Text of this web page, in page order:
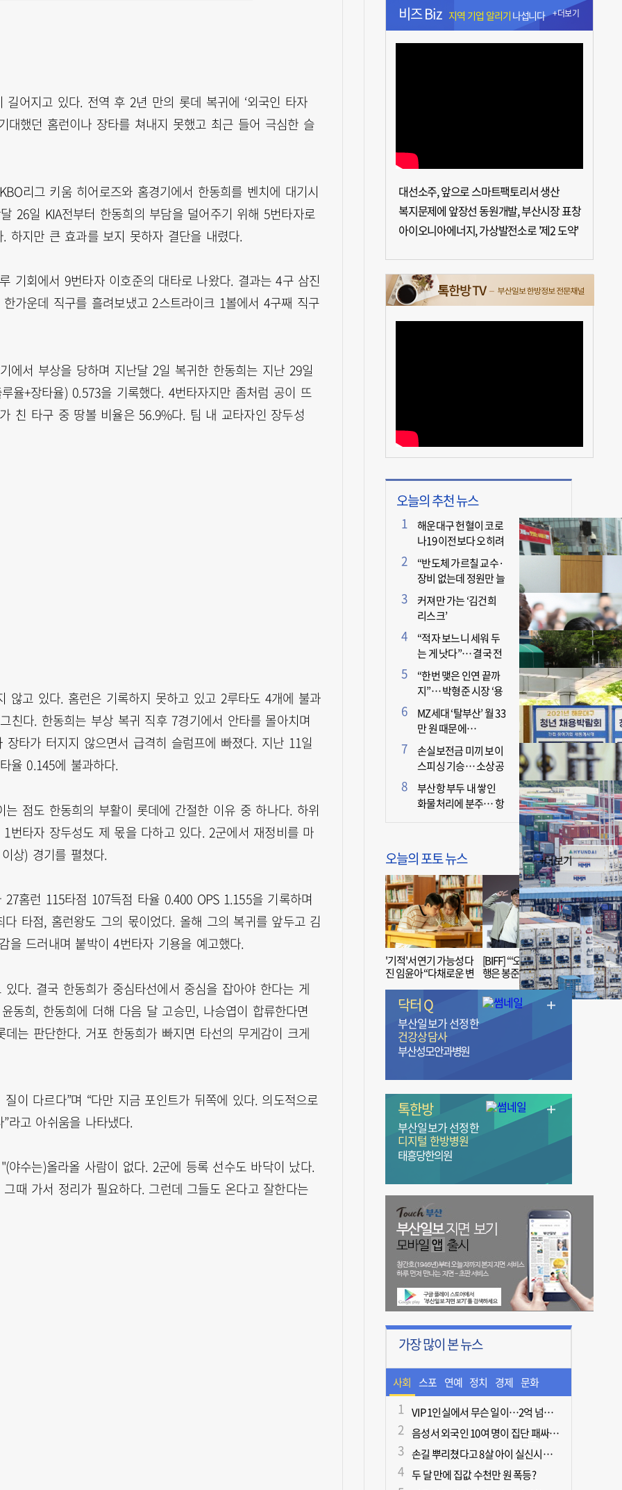
어지고 있다. 전역 후 2년 만의 롯데 복귀에 ‘외국인 타자
대했던 홈런이나 장타를 쳐내지 못했고 최근 들어 극심한 슬
리그 키움 히어로즈와 홈경기에서 한동희를 벤치에 대기시
26일 KIA전부터 한동희의 부담을 덜어주기 위해 5번타자로
하지만 큰 효과를 보지 못하자 결단을 내렸다.
기회에서 9번타자 이호준의 대타로 나왔다. 결과는 4구 삼진
가운데 직구를 흘려보냈고 2스트라이크 1볼에서 4구째 직구
에서 부상을 당하며 지난달 2일 복귀한 한동희는 지난 29일
율+장타율) 0.573을 기록했다. 4번타자지만 좀처럼 공이 뜨
친 타구 중 땅볼 비율은 56.9%다. 팀 내 교타자인 장두성
않고 있다. 홈런은 기록하지 못하고 있고 2루타도 4개에 불과
친다. 한동희는 부상 복귀 직후 7경기에서 안타를 몰아치며
타가 터지지 않으면서 급격히 슬럼프에 빠졌다. 지난 11일
율 0.145에 불과하다.
점도 한동희의 부활이 롯데에 간절한 이유 중 하나다. 하위
번타자 장두성도 제 몫을 다하고 있다. 2군에서 재정비를 마
상) 경기를 펼쳤다.
홈런 115타점 107득점 타율 0.400 OPS 1.155을 기록하며
타점, 홈런왕도 그의 몫이었다. 올해 그의 복귀를 앞두고 김
을 드러내며 붙박이 4번타자 기용을 예고했다.
다. 결국 한동희가 중심타선에서 중심을 잡아야 한다는 게
동희, 한동희에 더해 다음 달 고승민, 나승엽이 합류한다면
는 판단한다. 거포 한동희가 빠지면 타선의 무게감이 크게
이 다르다”며 “다만 지금 포인트가 뒤쪽에 있다. 의도적으로
라고 아쉬움을 나타냈다.
수는)올라올 사람이 없다. 2군에 등록 선수도 바닥이 났다.
때 가서 정리가 필요하다. 그런데 그들도 온다고 잘한다는
비즈 Biz 지역 기업 알리기 나섭니다 +더보기
대선소주, 앞으로 스마트팩토리서 생산
복지문제에 앞장선 동원개발, 부산시장 표창
아이오니아에너지, 가상발전소로 '제2 도약'
오늘의 추천 뉴스
해운대구 헌혈이 코로
나19 이전보다 오히려
더 늘어난 이유는?
“반도체 가르칠 교수·
장비 없는데 정원만 늘
리면 뭐 하나”
커져만 가는 ‘김건희
리스크’
“적자 보느니 세워 두
는 게 낫다”… 결국 전
면 휴업 선언한 택시회
사
“한번 맺은 인연 끝까
지”… 박형준 시장 ‘용
인술’ 주목
MZ세대 ‘탈부산’ 월 33
만 원 때문에…
손실보전금 미끼 보이
스피싱 기승… 소상공
인 두 번 운다
부산항 부두 내 쌓인
화물처리에 분주… 항
오늘의 포토 뉴스 +더보기
'기적'서 연기 가능성 다
진 임윤아 “다채로운 변
[BIFF] “‘오징어 게임’ 흥
행은 봉준호 감독 ‘1인
치 장벽’ 무너진 순간”
닥터 Q
부산일보가 선정한
건강상담사
부산성모안과병원
톡한방
부산일보가 선정한
디지털 한방병원
태흥당한의원
가장 많이 본 뉴스
사회 스포
츠
연예 정치 경제 문화
ㆍ라
이프
VIP 1인실에서 무슨 일이…2억 넘게 쓴 중독자·불법촬영한 의사
음성서 외국인 10여 명이 집단 패싸움하다 1명 사망
손길 뿌리쳤다고 8살 아이 실신시킨 50대, 집유
두 달 만에 집값 수천만 원 폭등?